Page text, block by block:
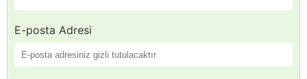
E-posta Adresi